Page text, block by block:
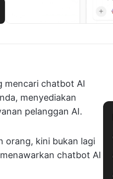
mencari chatbot AI
menyediakan
pelanggan AI.
orang, kini bukan lagi
chatbot AI